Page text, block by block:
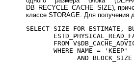
DB_RECYCLE_CACHE_SIZE),
классе STORAGE. Для получения
SELECT SIZE_FOR_ESTIMATE,
FROM
       WHERE NAME = 'KEEP'
AND